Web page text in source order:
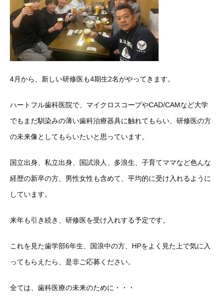
4月から、新しい研修医も4期生2名がやってきます。
ハートフル歯科医院で、マイクロスコープやCAD/CAMなど大学
でもまだ馴染みの薄い歯科治療器具に触れてもらい、研修医の方
の未来像としてもらいたいと思っています。
国立出身、私立出身、国試浪人、多浪生、子育てママなど色んな
経歴の新卒の方、男性女性も含めて、平均的に受け入れるように
しています。
来年も引き続き、研修医を受け入れする予定です。
これを見た歯学部6年生、国浪中の方、HPをよく見た上で気に入
ってもらえたら、是非ご応募ください。
全ては、歯科医療の未来のために・・・